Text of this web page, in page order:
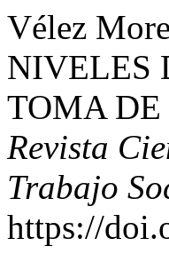
Vélez
NIVELES
TOMA DE
Revista
Trabajo
https://